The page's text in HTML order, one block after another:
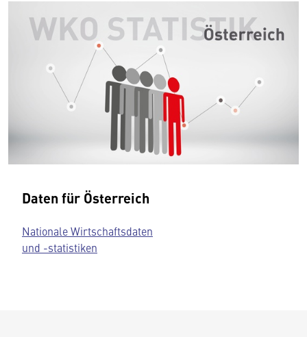
Daten für Österreich
Nationale Wirtschaftsdaten
und -statistiken